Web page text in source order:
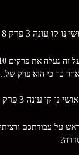
נו קו עונה 3 פרק 8
אושי נו קו עונה 3 פרק 8
על עבודתכם